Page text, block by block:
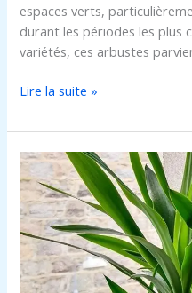
espaces verts,
durant les périodes les plus
variétés, ces arbustes
Lire la suite »
Comment
identifier
et
soigner
un
yucca
malade